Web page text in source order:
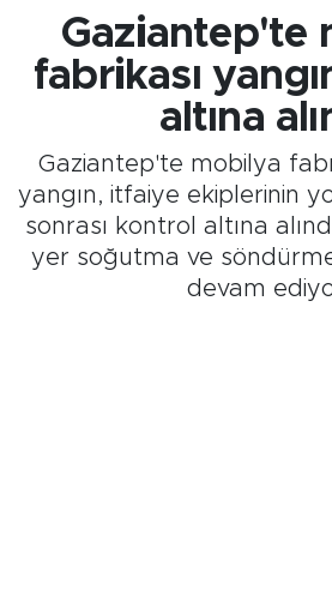
Gaziantep'te
fabrikası
altına
Gaziantep'te mobilya
yangın, itfaiye ekiplerinin
sonrası kontrol altına
yer soğutma ve söndürme
devam
Tüm Manşetler
Son Dakika Haberleri
Haber Arşivi